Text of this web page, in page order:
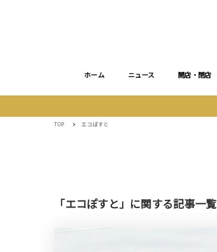
ホーム ニュース 開店・閉店
TOP エコぽすと
「エコぽすと」に関する記事一覧